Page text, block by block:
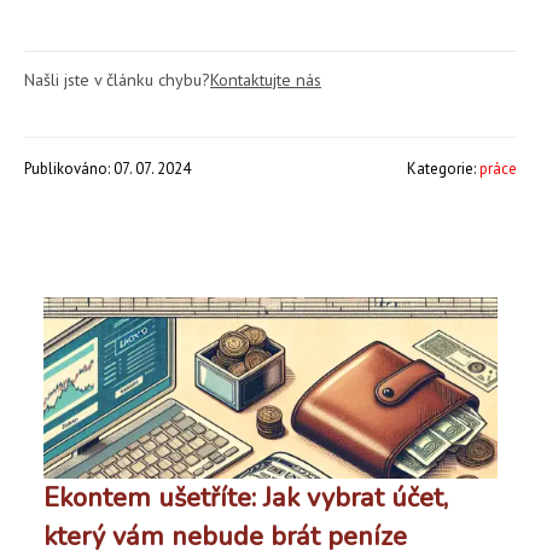
Našli jste v článku chybu?Kontaktujte nás
Publikováno: 07. 07. 2024 Kategorie:práce
Ekontem ušetříte: Jak vybrat účet,
který vám nebude brát peníze